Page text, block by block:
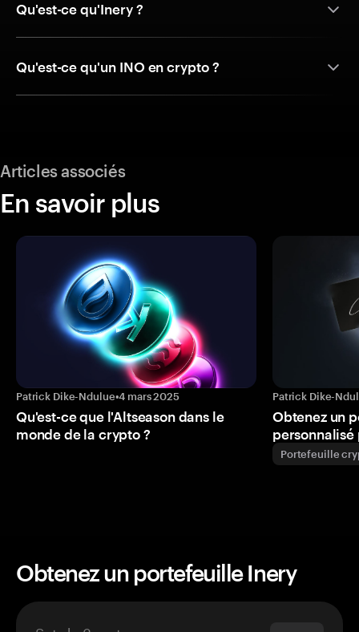
Qu'est-ce qu'Inery ?
Qu'est-ce qu'un INO en crypto ?
Articles associés
En savoir plus
Patrick Dike-Ndulue•4 mars 2025
Qu'est-ce que l'Altseason dans le
monde de la crypto ?
Patrick Dike-
Obtenez un
personnalisé
Portefeuille
Obtenez un portefeuille Inery